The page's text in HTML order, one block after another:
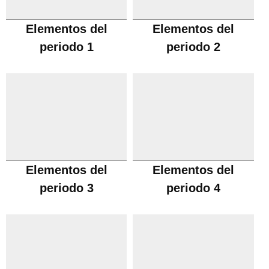
Elementos del
periodo 1
Elementos del
periodo 2
Elementos del
periodo 3
Elementos del
periodo 4